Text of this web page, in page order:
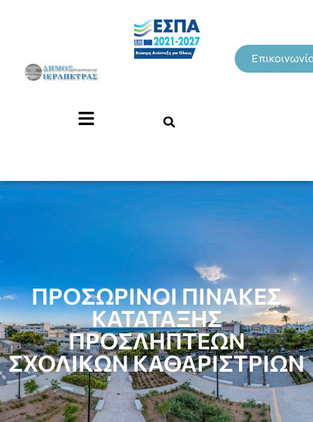
ΠΡΟΣΩΡΙΝΟΙ ΠΙΝΑΚΕΣ
ΚΑΤΑΤΑΞΗΣ
ΠΡΟΣΛΗΠΤΕΩΝ
ΣΧΟΛΙΚΩΝ ΚΑΘΑΡΙΣΤΡΙΩΝ